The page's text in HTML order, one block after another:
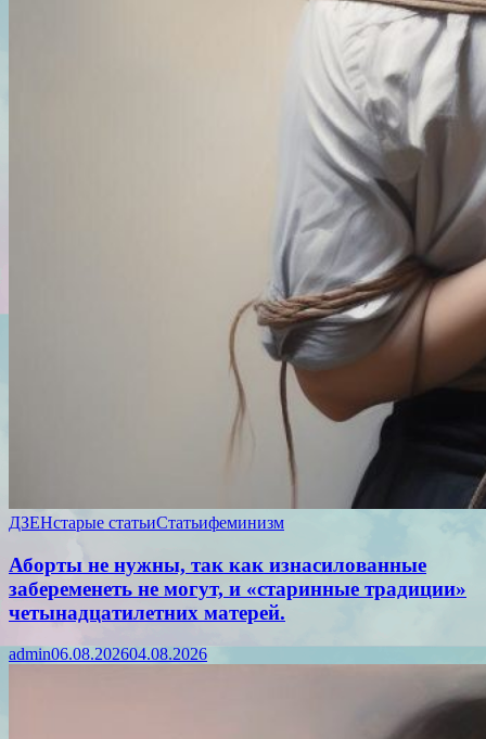
ДЗЕНстарые статьиСтатьифеминизм
Аборты не нужны, так как изнасилованные
забеременеть не могут, и «старинные традиции»
четынадцатилетних матерей.
admin06.08.202604.08.2026